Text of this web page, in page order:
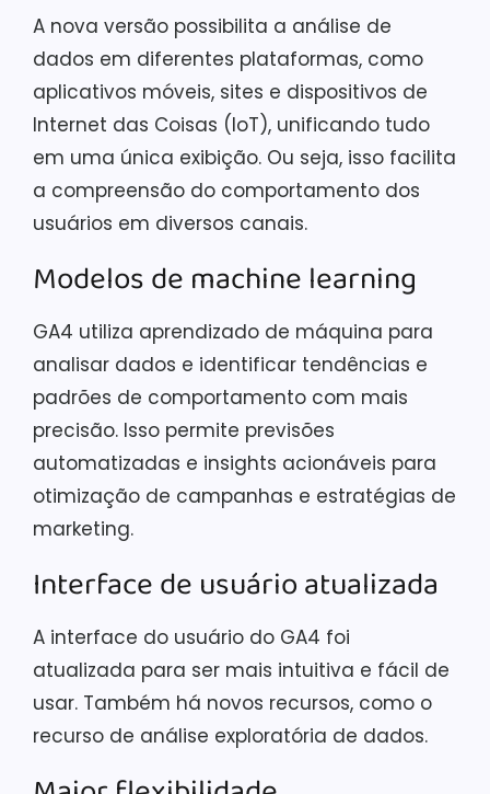
A nova versão possibilita a análise de
dados em diferentes plataformas, como
aplicativos móveis, sites e dispositivos de
Internet das Coisas (IoT), unificando tudo
em uma única exibição. Ou seja, isso facilita
a compreensão do comportamento dos
usuários em diversos canais.
Modelos de machine learning
GA4 utiliza aprendizado de máquina para
analisar dados e identificar tendências e
padrões de comportamento com mais
precisão. Isso permite previsões
automatizadas e insights acionáveis para
otimização de campanhas e estratégias de
marketing.
Interface de usuário atualizada
A interface do usuário do GA4 foi
atualizada para ser mais intuitiva e fácil de
usar. Também há novos recursos, como o
recurso de análise exploratória de dados.